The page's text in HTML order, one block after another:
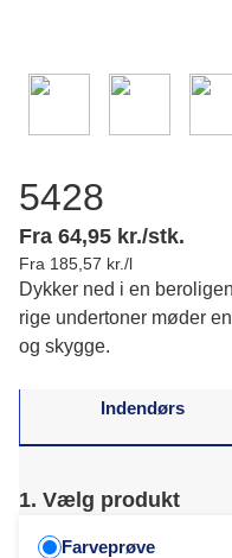
5428
Fra 64,95 kr./stk.
Fra 185,57 kr./l
Dykker ned i en
rige undertoner møder
og skygge.
Indendørs
1. Vælg produkt
Farveprøve